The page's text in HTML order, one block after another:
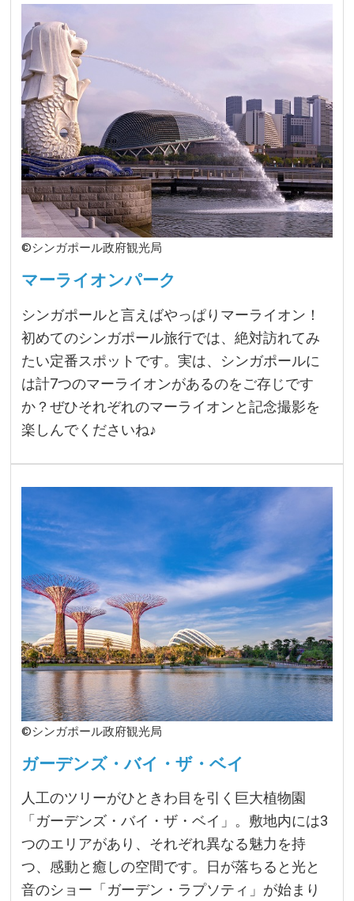
©シンガポール政府観光局
マーライオンパーク
シンガポールと言えばやっぱりマーライオン！
初めてのシンガポール旅行では、絶対訪れてみ
たい定番スポットです。実は、シンガポールに
は計7つのマーライオンがあるのをご存じです
か？ぜひそれぞれのマーライオンと記念撮影を
楽しんでくださいね♪
©シンガポール政府観光局
ガーデンズ・バイ・ザ・ベイ
人工のツリーがひときわ目を引く巨大植物園
「ガーデンズ・バイ・ザ・ベイ」。敷地内には3
つのエリアがあり、それぞれ異なる魅力を持
つ、感動と癒しの空間です。日が落ちると光と
音のショー「ガーデン・ラプソティ」が始まり